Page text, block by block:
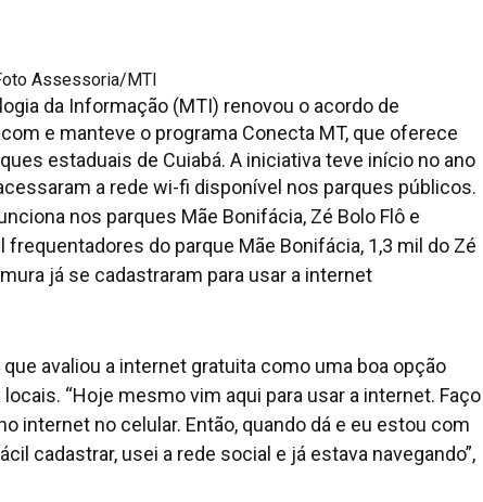
Assessoria/MTI
da Informação (MTI) renovou o acordo de
e manteve o programa Conecta MT, que oferece
estaduais de Cuiabá. A iniciativa teve início no ano
a rede wi-fi disponível nos parques públicos.
nos parques Mãe Bonifácia, Zé Bolo Flô e
do parque Mãe Bonifácia, 1,3 mil do Zé
já se cadastraram para usar a internet
avaliou a internet gratuita como uma boa opção
“Hoje mesmo vim aqui para usar a internet. Faço
internet no celular. Então, quando dá e eu estou com
cadastrar, usei a rede social e já estava navegando”,